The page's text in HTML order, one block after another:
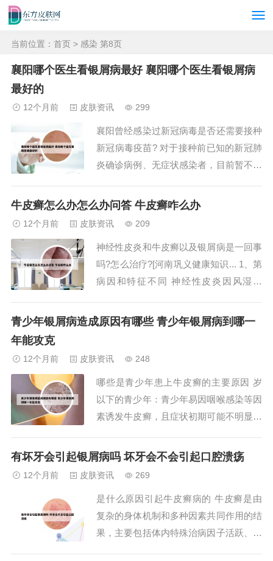
当前位置： 首页 > 感染 第8页
襄阳哪个医生看银屑病最好 襄阳哪个医生看银屑病
最好的
12个月前 皮肤资讯 299
襄阳曾经感染过新冠病毒是否还需要接种
新冠病毒疫苗? 对于接种前已知的新冠肺
炎确诊病例、无症状感染者，目前暂不建
新冠病毒或患过新冠肺炎，符合接种条件
加，大家的疑问也随着增加。近期不建议
接种：如果...
牛皮癣怎么办怎么办问答 牛皮癣咋么办
12个月前 皮肤资讯 209
神经性皮炎和牛皮癣以及银屑病是一回事
吗?怎么治疗?[河南巩义健康知识... 1、第
病因和特征不同 神经性皮炎因风湿蕴
厚，剧烈瘙痒为主要表现的皮肤性疾病。
皮肤病。银屑病门户网，牛皮癣是一种常
见的...
青少年银屑病造成原因有哪些 青少年银屑病到哪一
年能攻克
12个月前 皮肤资讯 248
哪些是青少年患上牛皮癣的主要原因 岁
以下的青少年：青少年易因咽喉感染等因
素诱发牛皮癣，且症状初期可能不明显，
人：中老年人在遇到负性事件后，头皮或
皮癣的高危人群。链球菌感染：链球菌感
染是牛皮癣银...
有坏牙会引起银屑病吗 坏牙会不会引起口腔溃疡
12个月前 皮肤资讯 269
是什么原因引起牛皮癣病的 牛皮癣是由
复杂的身体机制和多种因素共同作用的结
果，主要包括体内特殊治病因子活跃、免